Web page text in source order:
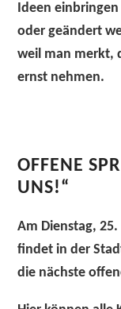
Ideen
oder geändert
weil man merkt,
ernst nehmen.
OFFENE
UNS!“
Am Dienstag,
findet in der
die nächste